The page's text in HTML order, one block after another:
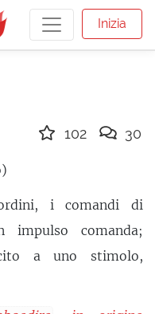
Inizia
i comandi di
comanda;
a uno stimolo,
102 30